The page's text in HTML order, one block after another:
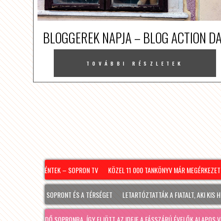
BLOGGEREK NAPJA – BLOG ACTION
TOVÁBBI RÉSZLETEK
– PÉNTEK – SOPRON TV KÖZEL 11 000 TANKÖNYV MÁR MEGÉRKEZETT
IS ÉRINTI SOPRONT ÉS A TÉRSÉGET LETARTÓZTATTÁK A FIATALT, AKI KIS HÍJÁN
#HONGRIE🇭🇺